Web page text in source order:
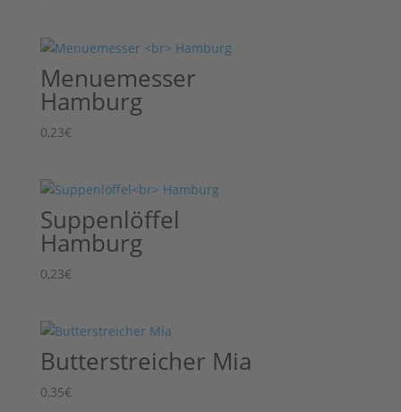
Menuemesser
Hamburg
0,23€
Suppenlöffel
Hamburg
0,23€
Butterstreicher Mia
0,35€